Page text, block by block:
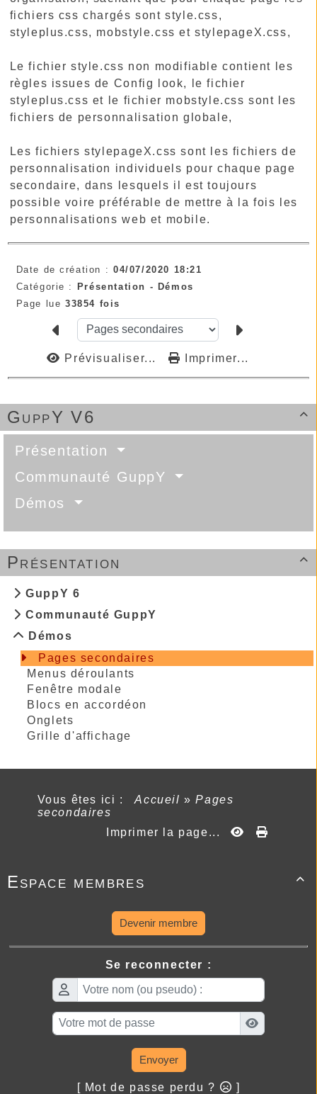

GuppY V6
Présentation
Communauté GuppY
Démos

Présentation
GuppY 6
Communauté GuppY
Démos
Pages secondaires
Menus déroulants
Fenêtre modale
Blocs en accordéon
Onglets
Grille d'affichage
fichiers css chargés sont style.css,
styleplus.css, mobstyle.css et stylepageX.css,
Le fichier style.css non modifiable contient les
règles issues de Config look, le fichier
styleplus.css et le fichier mobstyle.css sont les
fichiers de personnalisation globale,
Les fichiers stylepageX.css sont les fichiers de
personnalisation individuels pour chaque page
secondaire, dans lesquels il est toujours
possible voire préférable de mettre à la fois les
personnalisations web et mobile.
Date de création : 04/07/2020 18:21
Catégorie : Présentation - Démos
Page lue 33854 fois
Prévisualiser... Imprimer...
Vous êtes ici : Accueil»Pages
secondaires
Imprimer la page...

Espace membres
Devenir membre
Se reconnecter :
Envoyer
[ Mot de passe perdu ? ]